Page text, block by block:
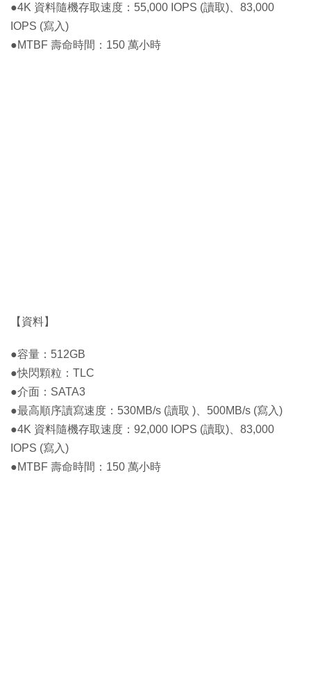
●4K 資料隨機存取速度：55,000 IOPS (讀取)、83,000
IOPS (寫入)
●MTBF 壽命時間：150 萬小時
【資料】
●容量：512GB
●快閃顆粒：TLC
●介面：SATA3
●最高順序讀寫速度：530MB/s (讀取 )、500MB/s (寫入)
●4K 資料隨機存取速度：92,000 IOPS (讀取)、83,000
IOPS (寫入)
●MTBF 壽命時間：150 萬小時